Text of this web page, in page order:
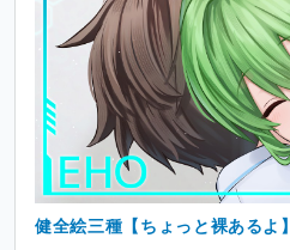
健全絵三種【ちょっと裸あるよ】